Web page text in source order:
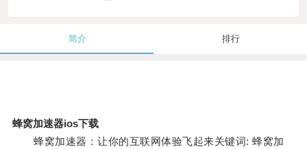
简介 排行
蜂窝加速器ios下载
蜂窝加速器：让你的互联网体验飞起来关键词: 蜂窝加